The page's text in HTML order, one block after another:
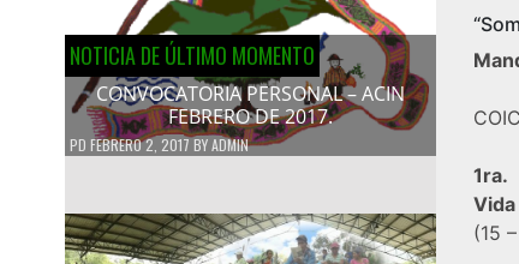
NOTICIA DE ÚLTIMO MOMENTO
CONVOCATORIA PERSONAL – ACIN
FEBRERO DE 2017.
PD FEBRERO 2, 2017BYADMIN
1ra.
(15